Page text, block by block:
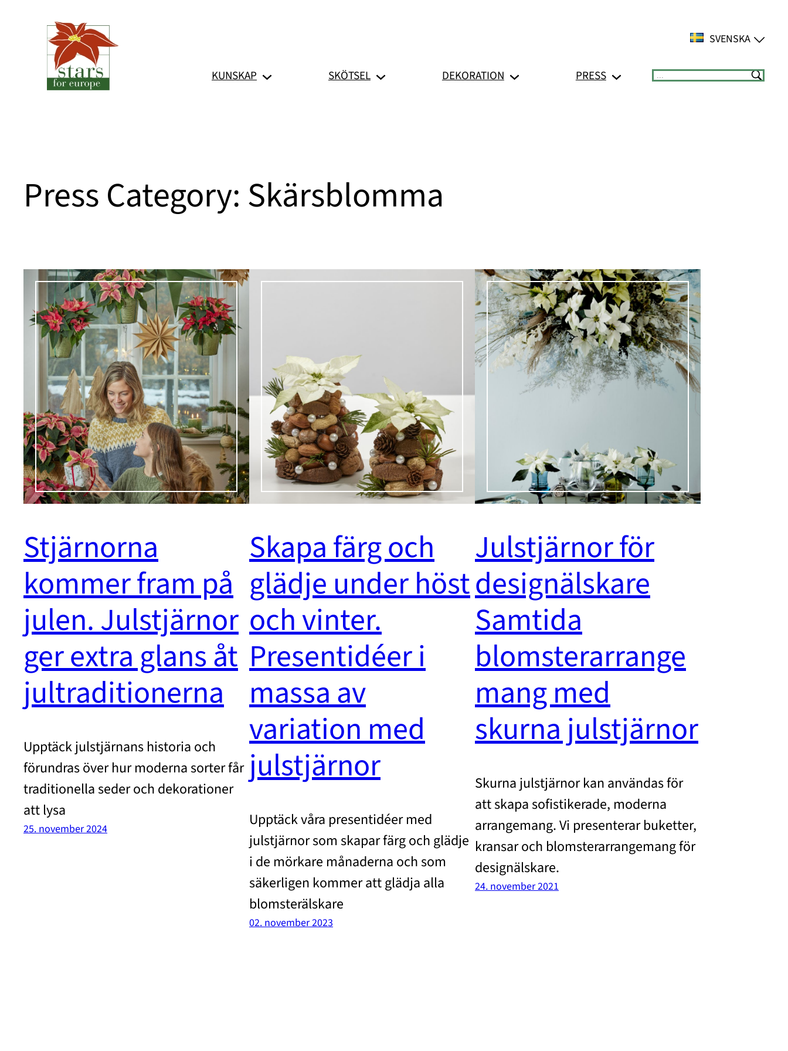
SVENSKA
KUNSKAP SKÖTSEL DEKORATION PRESS Suchen
Press Category: Skärsblomma
Stjärnorna
kommer fram på
julen. Julstjärnor
ger extra glans åt
jultraditionerna
Upptäck julstjärnans historia och
förundras över hur moderna sorter får
traditionella seder och dekorationer
att lysa
25. november 2024
Skapa färg och
glädje under höst
och vinter.
Presentidéer i
massa av
variation med
julstjärnor
Upptäck våra presentidéer med
julstjärnor som skapar färg och glädje
i de mörkare månaderna och som
säkerligen kommer att glädja alla
blomsterälskare
02. november 2023
Julstjärnor för
designälskare
Samtida
blomsterarrange
mang med
skurna julstjärnor
Skurna julstjärnor kan användas för
att skapa sofistikerade, moderna
arrangemang. Vi presenterar buketter,
kransar och blomsterarrangemang för
designälskare.
24. november 2021